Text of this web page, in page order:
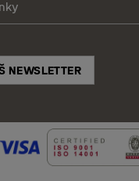
NEWSLETTER